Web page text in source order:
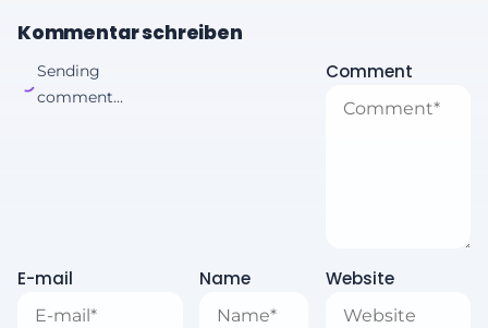
Kommentar schreiben
Sending
comment...
Comment
E-mail Name Website